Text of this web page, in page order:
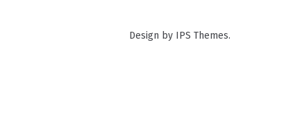
Design by IPS Themes.